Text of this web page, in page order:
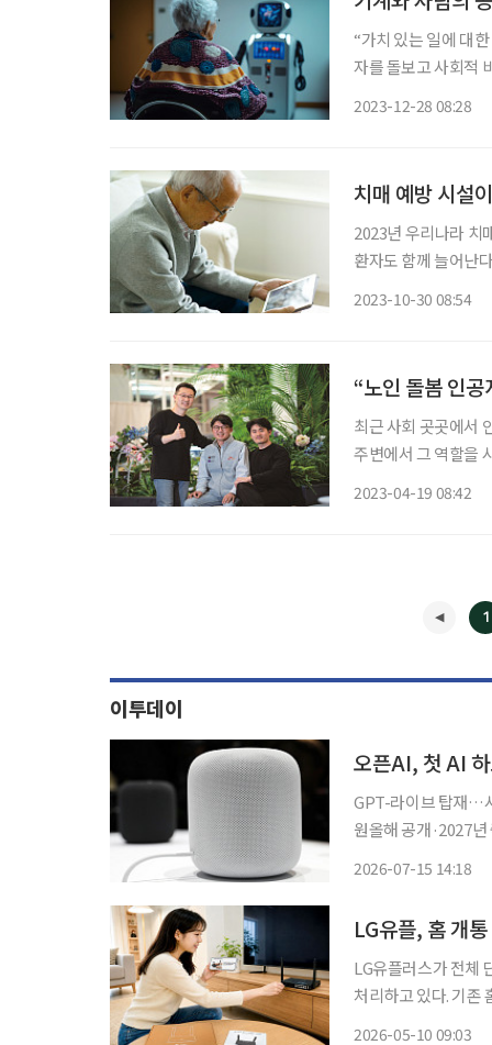
“가치 있는 일에 대
자를 돌보고 사회적
2023-12-28 08:28
치매 예방 시설
2023년 우리나라 치
환자도 함께 늘어난
2023-10-30 08:54
“노인 돌봄 인
최근 사회 곳곳에서
주변에서 그 역할을
2023-04-19 08:42
1
이투데이
오픈AI, 첫 AI
GPT-라이브 탑재…
원올해 공개·2027년 출시 목표 오픈AI가 화면이 없는 이동
2026-07-15 14:18
LG유플, 홈 개
LG유플러스가 전체
처리하고 있다. 기존
2026-05-10 09:03